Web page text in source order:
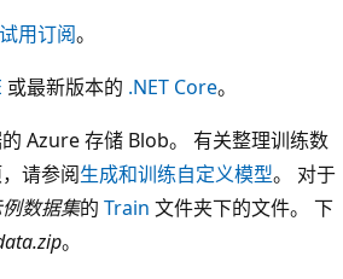
用订阅。
或最新版本的 .NET Core。
Azure 存储 Blob。 有关整理训练数
请参阅生成和训练自定义模型。 对于
数据集的 Train 文件夹下的文件。 下
。